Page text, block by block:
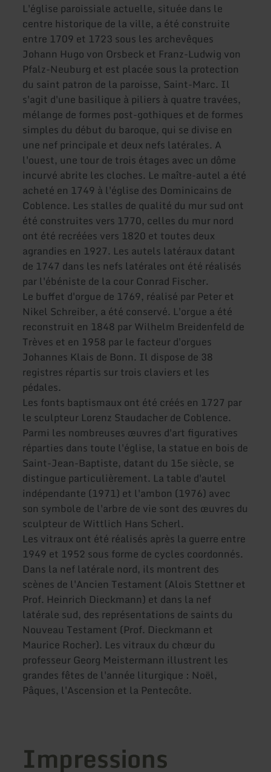
L'église paroissiale actuelle, située dans le
centre historique de la ville, a été construite
entre 1709 et 1723 sous les archevêques
Johann Hugo von Orsbeck et Franz-Ludwig von
Pfalz-Neuburg et est placée sous la protection
du saint patron de la paroisse, Saint-Marc. Il
s'agit d'une basilique à piliers à quatre travées,
mélange de formes post-gothiques et de formes
simples du début du baroque, qui se divise en
une nef principale et deux nefs latérales. A
l'ouest, une tour de trois étages avec un dôme
incurvé abrite les cloches. Le maître-autel a été
acheté en 1749 à l'église des Dominicains de
Coblence. Les stalles de qualité du mur sud ont
été construites vers 1770, celles du mur nord
ont été recréées vers 1820 et toutes deux
agrandies en 1927. Les autels latéraux datant
de 1747 dans les nefs latérales ont été réalisés
par l'ébéniste de la cour Conrad Fischer.
Le buffet d'orgue de 1769, réalisé par Peter et
Nikel Schreiber, a été conservé. L'orgue a été
reconstruit en 1848 par Wilhelm Breidenfeld de
Trèves et en 1958 par le facteur d'orgues
Johannes Klais de Bonn. Il dispose de 38
registres répartis sur trois claviers et les
pédales.
Les fonts baptismaux ont été créés en 1727 par
le sculpteur Lorenz Staudacher de Coblence.
Parmi les nombreuses œuvres d'art figuratives
réparties dans toute l'église, la statue en bois de
Saint-Jean-Baptiste, datant du 15e siècle, se
distingue particulièrement. La table d'autel
indépendante (1971) et l'ambon (1976) avec
son symbole de l'arbre de vie sont des œuvres du
sculpteur de Wittlich Hans Scherl.
Les vitraux ont été réalisés après la guerre entre
1949 et 1952 sous forme de cycles coordonnés.
Dans la nef latérale nord, ils montrent des
scènes de l'Ancien Testament (Alois Stettner et
Prof. Heinrich Dieckmann) et dans la nef
latérale sud, des représentations de saints du
Nouveau Testament (Prof. Dieckmann et
Maurice Rocher). Les vitraux du chœur du
professeur Georg Meistermann illustrent les
grandes fêtes de l'année liturgique : Noël,
Pâques, l'Ascension et la Pentecôte.
Impressions